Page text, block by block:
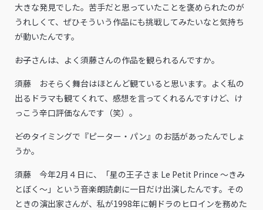
大きな発見でした。苦手だと思っていたことを褒められたのが
うれしくて、ぜひそういう作品にも挑戦してみたいなと気持ち
が動いたんです。
――お子さんは、よく須藤さんの作品を観られるんですか。
須藤 おそらく舞台はほとんど観ていると思います。よく私の
出るドラマも観てくれて、感想を言ってくれるんですけど、け
っこう辛口評価なんです（笑）。
――どのタイミングで『ピーター・パン』のお話があったんでしょ
うか。
須藤 今年2月４日に、「星の王子さま Le Petit Prince ～きみ
とぼく～」という音楽朗読劇に一日だけ出演したんです。その
ときの演出家さんが、私が1998年に朝ドラのヒロインを務めた